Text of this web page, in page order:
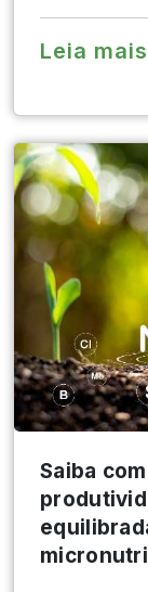
Leia mais
Saiba